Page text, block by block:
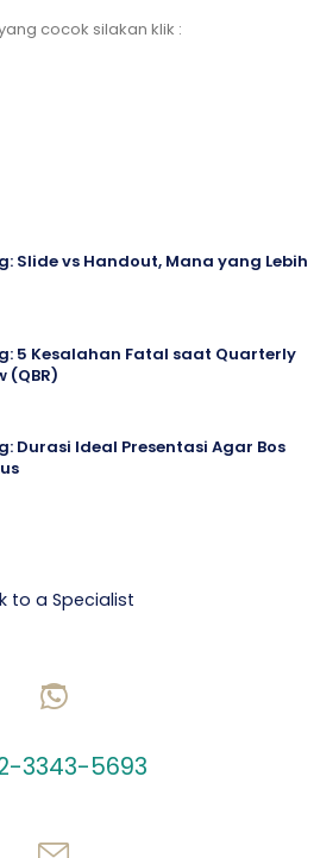
cocok silakan klik :
Slide vs Handout, Mana yang Lebih
5 Kesalahan Fatal saat Quarterly
(QBR)
Durasi Ideal Presentasi Agar Bos
to a Specialist
3343-5693